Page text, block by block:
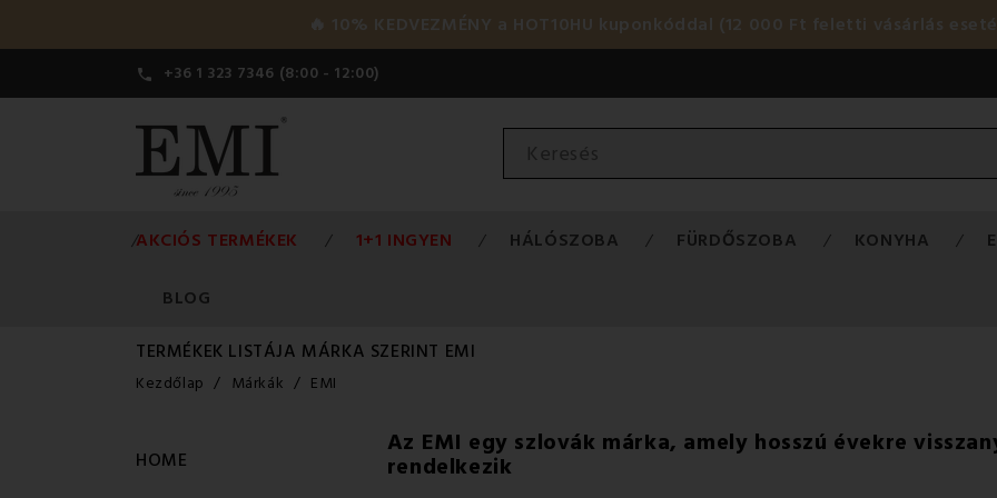
🔥 10% KEDVEZMÉNY a HOT10HU kuponkóddal (12 000 Ft feletti vásárlás
 +36 1 323 7346 (8:00 - 12:00)
AKCIÓS TERMÉKEK 1+1 INGYEN HÁLÓSZOBA FÜRDŐSZOBA KONYHA
BLOG
TERMÉKEK LISTÁJA MÁRKA SZERINT EMI
Kezdőlap Márkák EMI
HOME
Az EMI egy szlovák márka, amely hosszú évekre
rendelkezik